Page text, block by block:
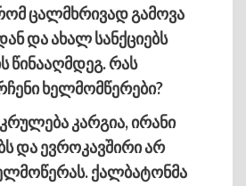
ცალმხრივად გამოვა
და ახალ სანქციებს
წინააღმდეგ. რას
ხელმომწერები?
კარგია, ირანი
და ევროკავშირი არ
ქალბატონმა